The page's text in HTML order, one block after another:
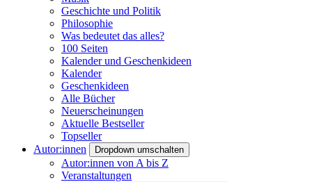
Geschichte und Politik
Philosophie
Was bedeutet das alles?
100 Seiten
Kalender und Geschenkideen
Kalender
Geschenkideen
Alle Bücher
Neuerscheinungen
Aktuelle Bestseller
Topseller
Autor:innen
Dropdown umschalten
Autor:innen von A bis Z
Veranstaltungen